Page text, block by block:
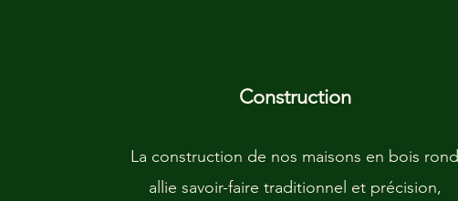
Construction
La construction de nos maisons en bois rond
allie savoir-faire traditionnel et précision,